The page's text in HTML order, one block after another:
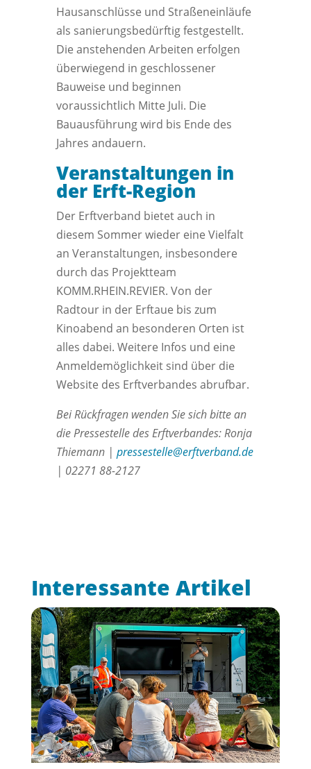
Hausanschlüsse und Straßeneinläufe
als sanierungsbedürftig festgestellt.
Die anstehenden Arbeiten erfolgen
überwiegend in geschlossener
Bauweise und beginnen
voraussichtlich Mitte Juli. Die
Bauausführung wird bis Ende des
Jahres andauern.
Veranstaltungen in
der Erft-Region
Der Erftverband bietet auch in
diesem Sommer wieder eine Vielfalt
an Veranstaltungen, insbesondere
durch das Projektteam
KOMM.RHEIN.REVIER. Von der
Radtour in der Erftaue bis zum
Kinoabend an besonderen Orten ist
alles dabei. Weitere Infos und eine
Anmeldemöglichkeit sind über die
Website des Erftverbandes abrufbar.
Bei Rückfragen wenden Sie sich bitte an
die Pressestelle des Erftverbandes: Ronja
Thiemann | pressestelle@erftverband.de
| 02271 88-2127
Interessante Artikel